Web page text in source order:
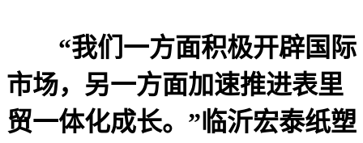
“我们一方面积极开辟国际
市场，另一方面加速推进表里
贸一体化成长。”临沂宏泰纸塑